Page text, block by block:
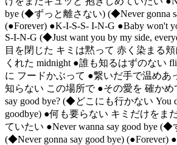
bye (◆ずっと離さない) (◆Never gonna
(●Forever) ●K-I-S-S- I-N-G ●Baby won't
S-I-N-G (◆Just want you by my side,
目を閉じた キミは黙って 赤く染まる
くれた midnight ●誰も知るはずのない
に フードかぶって ●繋いだ手で温めあ
知らない この場所で ●その愛を 確かめ
say good bye? (◆どこにも行かない You
goodbye) ●何も要らない キミだけをま
ていたい ●Never wanna say good bye
(◆Never gonna say good bye) (●Forever)